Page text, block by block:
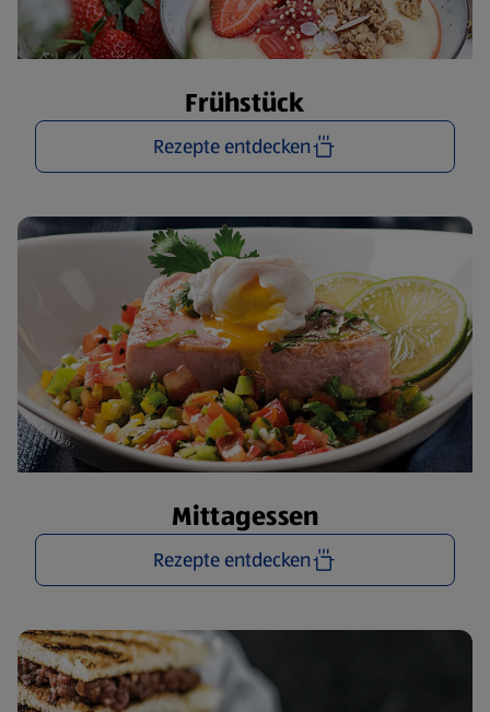
Frühstück
Rezepte entdecken
Mittagessen
Rezepte entdecken